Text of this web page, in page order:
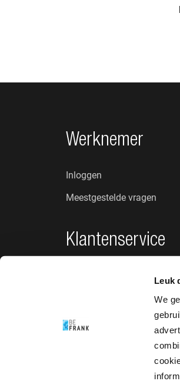
Leuk
We
Footer
Werknemer
Inloggen
Meestgestelde vragen
Klantenservice
Klachten en suggesties
Toegankelijkheid